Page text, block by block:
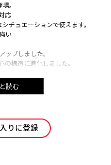
。
応
チュエーションで使えます。
い
プしました。
構造に進化しました。
60cm
読む
りに登録